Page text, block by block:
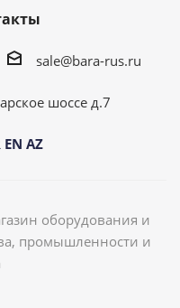
sale@bara-rus.ru
шоссе д.7
EN AZ
оборудования и
промышленности и